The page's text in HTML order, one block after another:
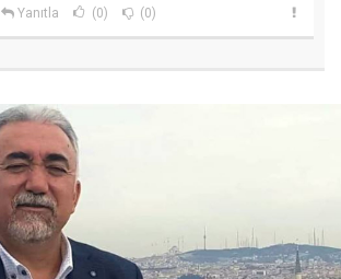
Yanıtla (0) (0)